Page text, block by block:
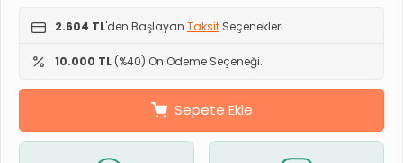
2.604 TL'den Başlayan Taksit Seçenekleri.
10.000 TL (%40) Ön Ödeme Seçeneği.
Sepete Ekle